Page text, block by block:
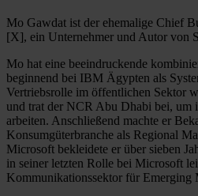
Mo Gawdat ist der ehemalige Chief
[X], ein Unternehmer und Autor von
Mo hat eine beeindruckende
beginnend bei IBM Ägypten als
Vertriebsrolle im öffentlichen Sektor
und trat der NCR Abu Dhabi bei, um
arbeiten. Anschließend machte er
Konsumgüterbranche als Regional
Microsoft bekleidete er über sieben
in seiner letzten Rolle bei Microsoft
Kommunikationssektor für Emerging